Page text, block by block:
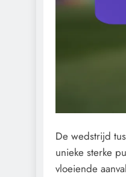
De wedstrijd
unieke sterke
vloeiende